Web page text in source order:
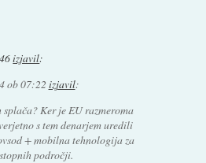
izjavil:
ob 07:22 izjavil:
splača? Ker je EU razmeroma
s tem denarjem uredili
+ mobilna tehnologija za
področji.